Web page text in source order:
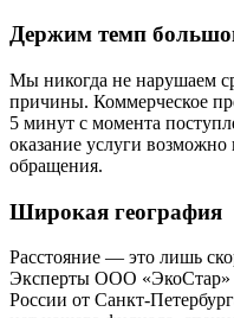
Держим темп
Мы никогда не нарушаем
причины. Коммерческое
5 минут с момента
оказание услуги
обращения.
Широкая география
Расстояние — это лишь
Эксперты ООО «ЭкоСтар»
России от Санкт-